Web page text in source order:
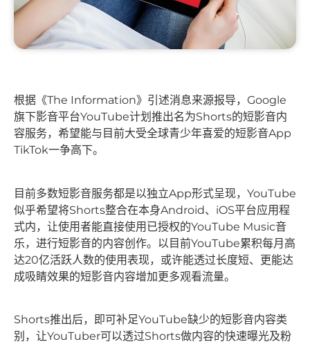
根据《The Information》引述消息来源报导，Google
旗下影音平台YouTube计划推出名为Shorts的短影音内
容服务，希望能与目前大受全球青少年喜爱的短影音App
TikTok一争高下。
目前多数短影音服务都是以独立App形式呈现，YouTube
似乎希望将Shorts整合在本身Android、iOS平台应用程
式内，让使用者能直接使用已授权的YouTube Music音
乐，进行短影音的内容创作。以目前YouTube累积每月高
达20亿活跃人数的使用表现，或许能透过长度短、更能达
成吸睛效果的短影音内容增加更多观看流量。
Shorts推出后，即可补足YouTube缺少的短影音内容类
别，让YouTuber可以透过Shorts做内容的快速曝光及粉